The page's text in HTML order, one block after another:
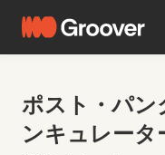
ポスト・パン
ンキュレータ